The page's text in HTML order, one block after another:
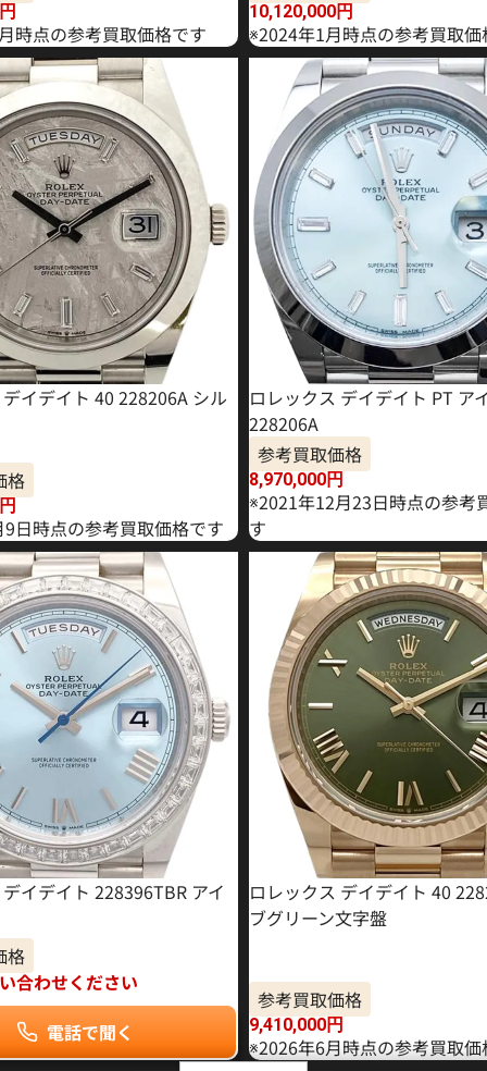
円
時点の参考買取価格です
10,120,000円
※2024年1月時点の参考買取価
イデイト 40 228206A シル
格
円
日時点の参考買取価格です
ロレックス デイデイト PT ア
228206A
参考買取価格
8,970,000円
※2021年12月23日時点の参考
す
イデイト 228396TBR アイ
格
合わせください
電話で聞く
ロレックス デイデイト 40
ブグリーン文字盤
参考買取価格
9,410,000円
※2026年6月時点の参考買取価